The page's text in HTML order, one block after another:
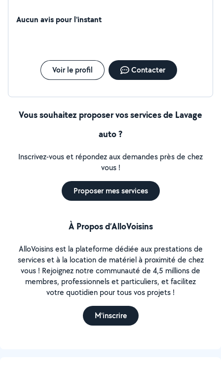
Aucun avis pour l'instant
Voir le profil Contacter
Vous souhaitez proposer vos services de Lavage
auto ?
Inscrivez-vous et répondez aux demandes près de chez
vous !
Proposer mes services
À Propos d’AlloVoisins
AlloVoisins est la plateforme dédiée aux prestations de
services et à la location de matériel à proximité de chez
vous ! Rejoignez notre communauté de 4,5 millions de
membres, professionnels et particuliers, et facilitez
votre quotidien pour tous vos projets !
M'inscrire